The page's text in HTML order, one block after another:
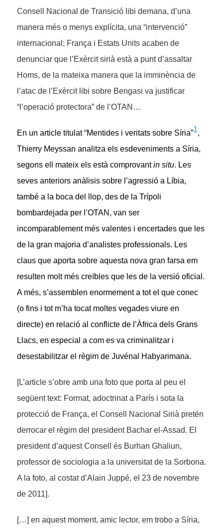
Consell Nacional de Transició libi demana, d’una
manera més o menys explícita, una “intervenció”
internacional; França i Estats Units acaben de
denunciar que l’Exèrcit sirià està a punt d’assaltar
Homs, de la mateixa manera que la imminència de
l’atac de l’Exèrcit libi sobre Bengasi va justificar
“l’operació protectora” de l’OTAN…
En un article titulat “Mentides i veritats sobre Síria”1,
Thierry Meyssan analitza els esdeveniments a Síria,
segons ell mateix els està comprovantin situ. Les
seves anteriors anàlisis sobre l’agressió a Líbia,
també a la boca del llop, des de la Trípoli
bombardejada per l’OTAN, van ser
incomparablement més valentes i encertades que les
de la gran majoria d’analistes professionals. Les
claus que aporta sobre aquesta nova gran farsa em
resulten molt més creïbles que les de la versió oficial.
A més, s’assemblen enormement a tot el que conec
(o fins i tot m’ha tocat moltes vegades viure en
directe) en relació al conflicte de l’Àfrica dels Grans
Llacs, en especial a com es va criminalitzar i
desestabilitzar el règim de Juvénal Habyarimana.
[L’article s’obre amb una foto que porta al peu el
següent text: Format, adoctrinat a París i sota la
protecció de França, el Consell Nacional Sirià pretén
derrocar el règim del president Bachar el-Assad. El
president d’aquest Consell és Burhan Ghaliun,
professor de sociologia a la universitat de la Sorbona.
A la foto, al costat d’Alain Juppé, el 23 de novembre
de 2011].
[…] en aquest moment, amic lector, em trobo a Síria,